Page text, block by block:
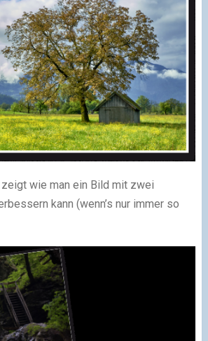
wie man ein Bild mit zwei
kann (wenn’s nur immer so